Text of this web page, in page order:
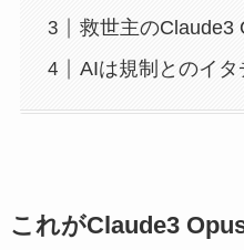
救世主のClaude3
AIは規制とのイタ
これがClaude3